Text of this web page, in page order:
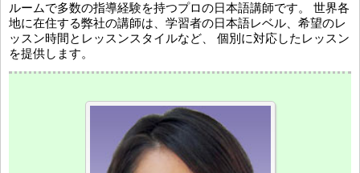
ルームで多数の指導経験を持つプロの日本語講師です。 世界各
地に在住する弊社の講師は、学習者の日本語レベル、希望のレ
ッスン時間とレッスンスタイルなど、 個別に対応したレッスン
を提供します。